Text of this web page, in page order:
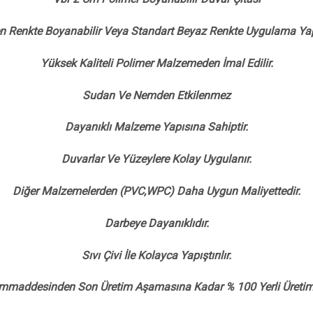
Renkte Boyanabilir Veya Standart Beyaz Renkte Uygulama
Yüksek Kaliteli Polimer Malzemeden İmal Edilir.
Sudan Ve Nemden Etkilenmez
Dayanıklı Malzeme Yapısına Sahiptir.
Duvarlar Ve Yüzeylere Kolay Uygulanır.
Diğer Malzemelerden (PVC,WPC) Daha Uygun Maliyettedir.
Darbeye Dayanıklıdır.
Sıvı Çivi İle Kolayca Yapıştırılır.
Son Üretim Aşamasına Kadar % 100 Yerli